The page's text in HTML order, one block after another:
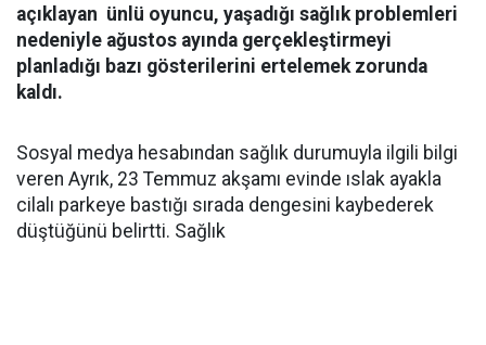
açıklayan ünlü oyuncu, yaşadığı sağlık problemleri
nedeniyle ağustos ayında gerçekleştirmeyi
planladığı bazı gösterilerini ertelemek zorunda
kaldı.
Sosyal medya hesabından sağlık durumuyla ilgili bilgi
veren Ayrık, 23 Temmuz akşamı evinde ıslak ayakla
cilalı parkeye bastığı sırada dengesini kaybederek
düştüğünü belirtti. Sağlık